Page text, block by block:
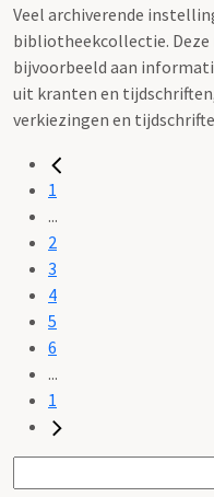
Veel archiverende
bibliotheekcollectie. Deze
bijvoorbeeld aan
uit kranten en
verkiezingen en
1
...
2
3
4
5
6
...
1